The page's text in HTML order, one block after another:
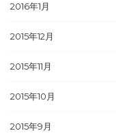
2016年1月
2015年12月
2015年11月
2015年10月
2015年9月